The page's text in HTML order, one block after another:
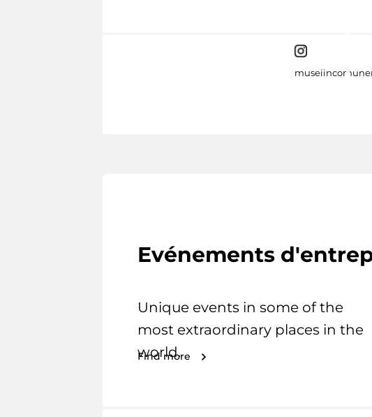
Evénements
Unique events in some of the
most extraordinary places in the
world.
Find more